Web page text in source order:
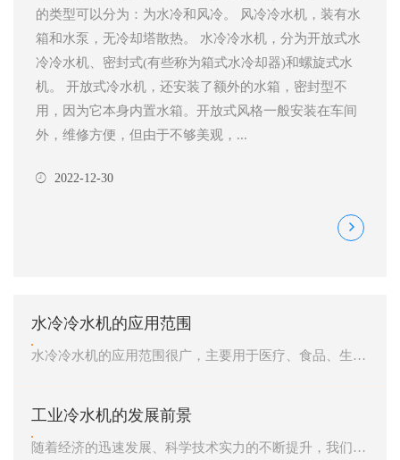
的类型可以分为：为水冷和风冷。 风冷冷水机，装有水
箱和水泵，无冷却塔散热。 水冷冷水机，分为开放式水
冷冷水机、密封式(有些称为箱式水冷却器)和螺旋式水
机。 开放式冷水机，还安装了额外的水箱，密封型不
用，因为它本身内置水箱。开放式风格一般安装在车间
外，维修方便，但由于不够美观，...
2022-12-30
水冷冷水机的应用范围
水冷冷水机的应用范围很广，主要用于医疗、食品、生物、化工、激光、冶金、机械设备、电镀、加工等行业。
工业冷水机的发展前景
随着经济的迅速发展、科学技术实力的不断提升，我们冷水机制造技术也日新月异，与发达国家的差距正逐步缩小，但主要配件如压缩机等还是采用国外或合资的压缩机居多，这无意中也增加了企业成本。...